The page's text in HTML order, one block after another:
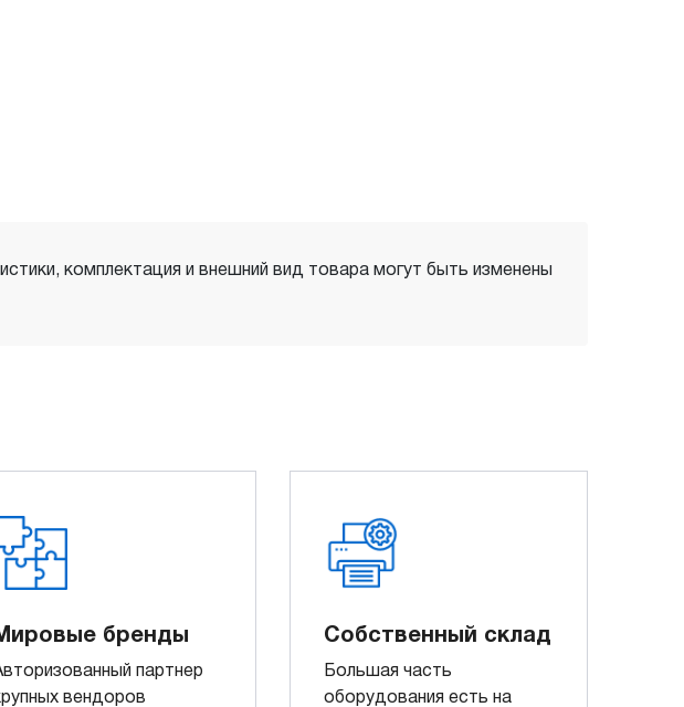
комплектация и внешний вид товара могут быть изменены
бренды
партнер
вендоров
Собственный склад
Большая часть
оборудования есть на